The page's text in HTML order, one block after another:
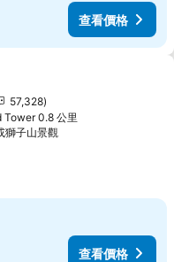
查看價格
藏夾
57,328
Tower 0.8 公里
獅子山景觀
查看價格